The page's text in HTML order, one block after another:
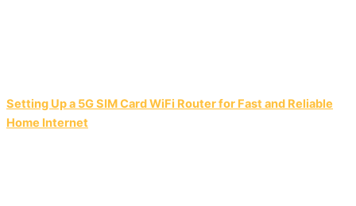
Setting Up a 5G SIM Card WiFi Router for Fast and Reliable
Home Internet